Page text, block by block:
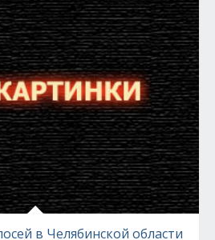
в Челябинской области